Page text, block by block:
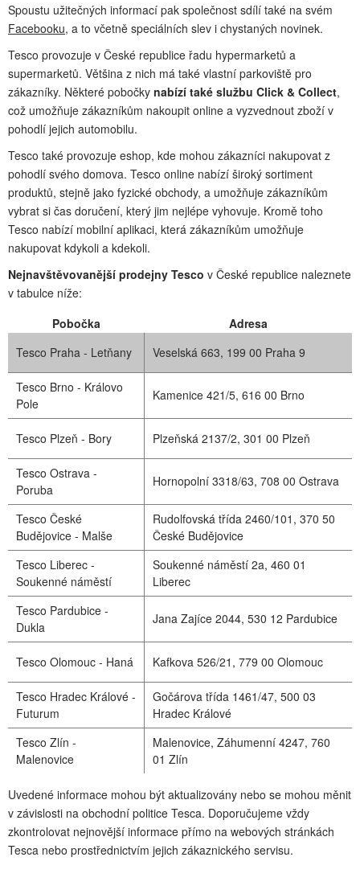
Spoustu užitečných informací pak společnost sdílí také na svém
Facebooku, a to včetně speciálních slev i chystaných novinek.
Tesco provozuje v České republice řadu hypermarketů a
supermarketů. Většina z nich má také vlastní parkoviště pro
zákazníky. Některé pobočky nabízí také službu Click & Collect,
což umožňuje zákazníkům nakoupit online a vyzvednout zboží v
pohodlí jejich automobilu.
Tesco také provozuje eshop, kde mohou zákazníci nakupovat z
pohodlí svého domova. Tesco online nabízí široký sortiment
produktů, stejně jako fyzické obchody, a umožňuje zákazníkům
vybrat si čas doručení, který jim nejlépe vyhovuje. Kromě toho
Tesco nabízí mobilní aplikaci, která zákazníkům umožňuje
nakupovat kdykoli a kdekoli.
Nejnavštěvovanější prodejny Tesco v České republice naleznete
v tabulce níže:
Pobočka
Adresa
Tesco Praha - Letňany
Veselská 663, 199 00 Praha 9
Tesco Brno - Královo
Pole
Kamenice 421/5, 616 00 Brno
Tesco Plzeň - Bory Plzeňská 2137/2, 301 00 Plzeň
Tesco Ostrava -
Poruba
Hornopolní 3318/63, 708 00 Ostrava
Tesco České
Budějovice - Malše
Rudolfovská třída 2460/101, 370 50
České Budějovice
Tesco Liberec -
Soukenné náměstí
Soukenné náměstí 2a, 460 01
Liberec
Tesco Pardubice -
Dukla
Jana Zajíce 2044, 530 12 Pardubice
Tesco Olomouc - Haná Kafkova 526/21, 779 00 Olomouc
Tesco Hradec Králové -
Futurum
Gočárova třída 1461/47, 500 03
Hradec Králové
Tesco Zlín -
Malenovice
Malenovice, Záhumenní 4247, 760
01 Zlín
Uvedené informace mohou být aktualizovány nebo se mohou měnit
v závislosti na obchodní politice Tesca. Doporučujeme vždy
zkontrolovat nejnovější informace přímo na webových stránkách
Tesca nebo prostřednictvím jejich zákaznického servisu.